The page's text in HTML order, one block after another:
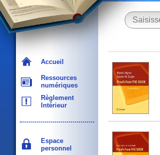
Accueil
Ressources
numériques
Règlement
Intérieur
Espace
personnel